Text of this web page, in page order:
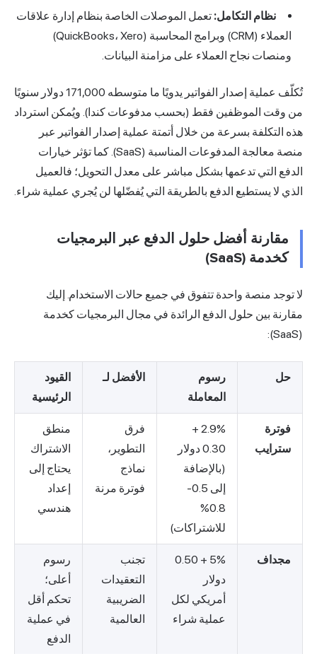
نظام التكامل: تعمل الموصلات الخاصة بنظام إدارة علاقات
العملاء (CRM) وبرامج المحاسبة (QuickBooks، Xero)
ومنصات نجاح العملاء على مزامنة البيانات.
تُكلّف عملية إصدار الفواتير يدويًا ما متوسطه 171,000 دولار سنويًا
من وقت الموظفين فقط (بحسب مدفوعات كندا). ويُمكن استرداد
هذه التكلفة بسرعة من خلال أتمتة عملية إصدار الفواتير عبر
منصة معالجة المدفوعات المناسبة (SaaS). كما تؤثر خيارات
الدفع التي تدعمها بشكل مباشر على معدل التحويل؛ فالعميل
الذي لا يستطيع الدفع بالطريقة التي يُفضّلها لن يُجري عملية شراء.
مقارنة أفضل حلول الدفع عبر البرمجيات
كخدمة (SaaS)
لا توجد منصة واحدة تتفوق في جميع حالات الاستخدام. إليك
مقارنة بين حلول الدفع الرائدة في مجال البرمجيات كخدمة
(SaaS):
حل
رسوم
المعاملة
الأفضل لـ
القيود
الرئيسية
فوترة
سترايب
2.9% +
0.30 دولار
(بالإضافة
إلى 0.5-
0.8%
للاشتراكات)
فرق
التطوير،
نماذج
فوترة مرنة
منطق
الاشتراك
يحتاج إلى
إعداد
هندسي
مجداف
5% + 0.50
دولار
أمريكي لكل
عملية شراء
تجنب
التعقيدات
الضريبية
العالمية
رسوم
أعلى؛
تحكم أقل
في عملية
الدفع